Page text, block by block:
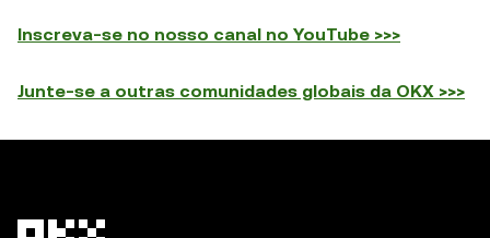
Inscreva-se no nosso canal no YouTube >>>
Junte-se a outras comunidades globais da OKX >>>